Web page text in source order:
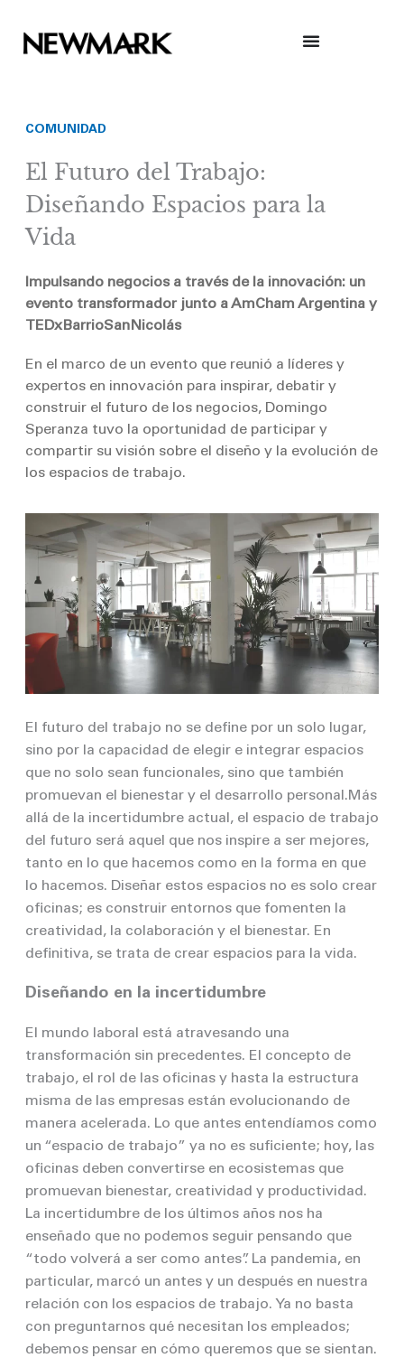
content
COMUNIDAD
El Futuro del Trabajo:
Diseñando Espacios para la
Vida
Impulsando negocios a través de la innovación: un
evento transformador junto a AmCham Argentina y
TEDxBarrioSanNicolás
En el marco de un evento que reunió a líderes y
expertos en innovación para inspirar, debatir y
construir el futuro de los negocios, Domingo
Speranza tuvo la oportunidad de participar y
compartir su visión sobre el diseño y la evolución de
los espacios de trabajo.
El futuro del trabajo no se define por un solo lugar,
sino por la capacidad de elegir e integrar espacios
que no solo sean funcionales, sino que también
promuevan el bienestar y el desarrollo personal.Más
allá de la incertidumbre actual, el espacio de trabajo
del futuro será aquel que nos inspire a ser mejores,
tanto en lo que hacemos como en la forma en que
lo hacemos. Diseñar estos espacios no es solo crear
oficinas; es construir entornos que fomenten la
creatividad, la colaboración y el bienestar. En
definitiva, se trata de crear espacios para la vida.
Diseñando en la incertidumbre
El mundo laboral está atravesando una
transformación sin precedentes. El concepto de
trabajo, el rol de las oficinas y hasta la estructura
misma de las empresas están evolucionando de
manera acelerada. Lo que antes entendíamos como
un “espacio de trabajo” ya no es suficiente; hoy, las
oficinas deben convertirse en ecosistemas que
promuevan bienestar, creatividad y productividad.
La incertidumbre de los últimos años nos ha
enseñado que no podemos seguir pensando que
“todo volverá a ser como antes”. La pandemia, en
particular, marcó un antes y un después en nuestra
relación con los espacios de trabajo. Ya no basta
con preguntarnos qué necesitan los empleados;
debemos pensar en cómo queremos que se sientan.